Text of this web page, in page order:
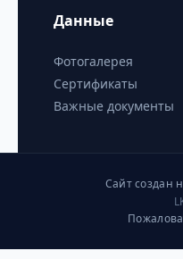
Данные
Фотогалерея
Сертификаты
Важные документы
Сайт создан